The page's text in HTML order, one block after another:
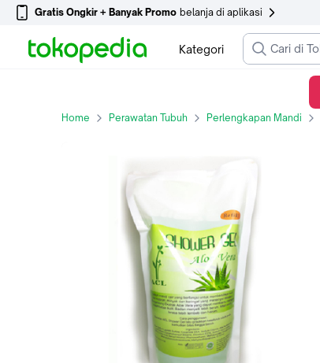
Gratis Ongkir + Banyak Promo belanja di aplikasi
Kategori
Home Perawatan Tubuh Perlengkapan Mandi